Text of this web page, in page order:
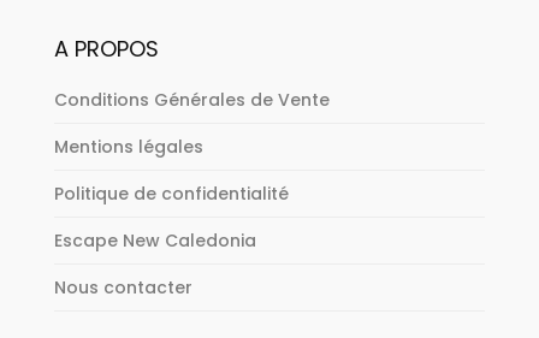
A PROPOS
Conditions Générales de Vente
Mentions légales
Politique de confidentialité
Escape New Caledonia
Nous contacter